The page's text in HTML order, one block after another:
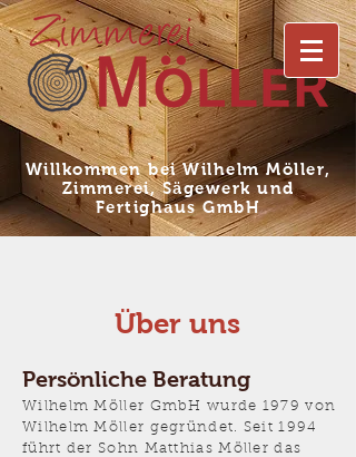
Willkommen bei Wilhelm Möller,
Zimmerei, Sägewerk und
Fertighaus GmbH
Über uns
Persönliche Beratung
Wilhelm Möller GmbH wurde 1979 von
Wilhelm Möller gegründet. Seit 1994
führt der Sohn Matthias Möller das